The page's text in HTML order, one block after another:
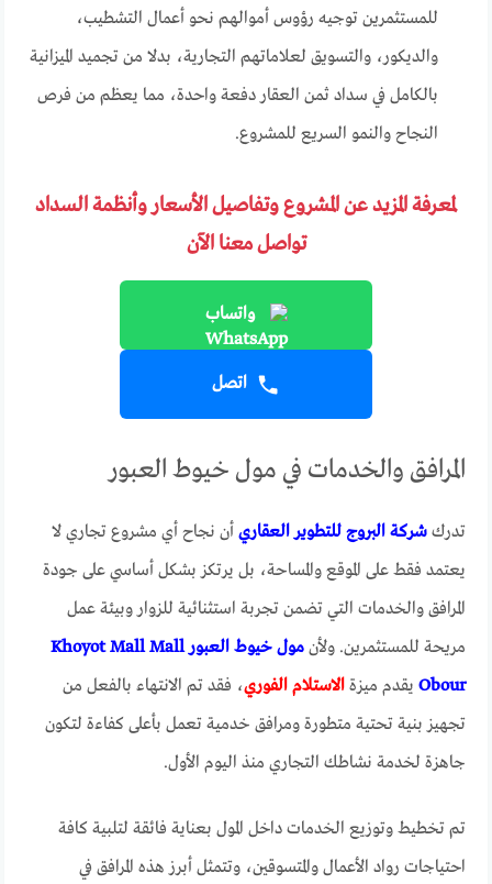
للمستثمرين توجيه رؤوس أموالهم نحو أعمال التشطيب،
والديكور، والتسويق لعلاماتهم التجارية، بدلا من تجميد الميزانية
بالكامل في سداد ثمن العقار دفعة واحدة، مما يعظم من فرص
النجاح والنمو السريع للمشروع.
لمعرفة المزيد عن المشروع وتفاصيل الأسعار وأنظمة السداد
تواصل معنا الآن
واتساب
اتصل
المرافق والخدمات في مول خيوط العبور
تدركشركة البروج للتطوير العقاري أن نجاح أي مشروع تجاري لا
يعتمد فقط على الموقع والمساحة، بل يرتكز بشكل أساسي على جودة
المرافق والخدمات التي تضمن تجربة استثنائية للزوار وبيئة عمل
مريحة للمستثمرين. ولأن
مول خيوط العبور Khoyot Mall Mall
Obour يقدم ميزةالاستلام الفوري، فقد تم الانتهاء بالفعل من
تجهيز بنية تحتية متطورة ومرافق خدمية تعمل بأعلى كفاءة لتكون
جاهزة لخدمة نشاطك التجاري منذ اليوم الأول.
تم تخطيط وتوزيع الخدمات داخل المول بعناية فائقة لتلبية كافة
احتياجات رواد الأعمال والمتسوقين، وتتمثل أبرز هذه المرافق في